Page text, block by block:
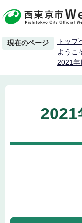
の
ー
の
先
現在のページ トップ
ようこ
2021年
2021